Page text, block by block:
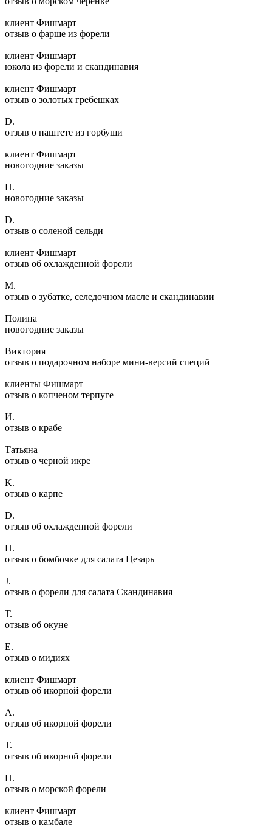
клиент Фишмарт
отзыв о фарше из форели
клиент Фишмарт
юкола из форели и скандинавия
клиент Фишмарт
отзыв о золотых гребешках
D.
отзыв о паштете из горбуши
клиент Фишмарт
новогодние заказы
П.
новогодние заказы
D.
отзыв о соленой сельди
клиент Фишмарт
отзыв об охлажденной форели
М.
отзыв о зубатке, селедочном масле и скандинавии
Полина
новогодние заказы
Виктория
отзыв о подарочном наборе мини-версий специй
клиенты Фишмарт
отзыв о копченом терпуге
И.
отзыв о крабе
Татьяна
отзыв о черной икре
K.
отзыв о карпе
D.
отзыв об охлажденной форели
П.
отзыв о бомбочке для салата Цезарь
J.
отзыв о форели для салата Скандинавия
Т.
отзыв об окуне
Е.
отзыв о мидиях
клиент Фишмарт
отзыв об икорной форели
А.
отзыв об икорной форели
Т.
отзыв об икорной форели
П.
отзыв о морской форели
клиент Фишмарт
отзыв о камбале